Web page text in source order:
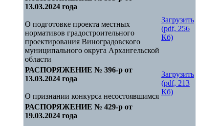
13.03.2024 года
О подготовке проекта местных
нормативов градостроительного
проектирования Виноградовского
муниципального округа Архангельской
области
Загрузить
(pdf, 256
Кб)
РАСПОРЯЖЕНИЕ № 396-р от
13.03.2024 года
О признании конкурса несостоявшимся
Загрузить
(pdf, 213
Кб)
РАСПОРЯЖЕНИЕ № 429-р от
19.03.2024 года